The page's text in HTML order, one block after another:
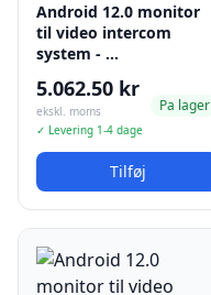
Android 12.0 monitor
til video intercom
system - …
5.062.50 kr
ekskl. moms
✓ Levering 1-4 dage
Pa lager
Tilføj